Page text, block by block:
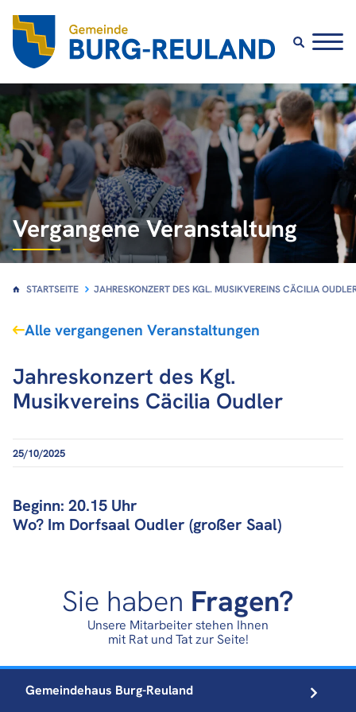
Vergangene Veranstaltung
STARTSEITE JAHRESKONZERT DES KGL. MUSIKVEREINS CÄCILIA
Alle vergangenen Veranstaltungen
Jahreskonzert des Kgl.
Musikvereins Cäcilia Oudler
25/10/2025
Beginn: 20.15 Uhr
Wo? Im Dorfsaal Oudler (großer Saal)
Sie haben Fragen?
Unsere Mitarbeiter stehen Ihnen
mit Rat und Tat zur Seite!
Gemeindehaus Burg-Reuland